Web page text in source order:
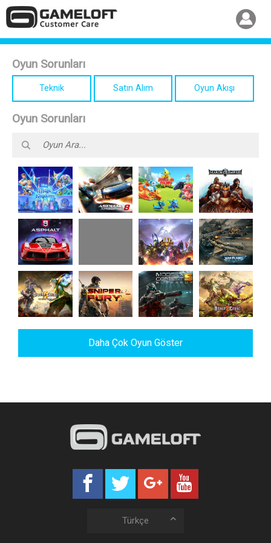
Oyun Sorunları
Teknik Satın Alım Oyun Akışı
Oyun Sorunları
Disney
Magic
Kingdoms
Dragon
Mania
Legends
March of
Empires
Asphalt 9:
Legends
My Little
Pony
Dungeon
Hunter 5
War Planet
Online:
Global
Conquest
Redemption
Sniper Fury
Modern
Combat 5
Order &
Daha Çok Oyun Göster
Türkçe